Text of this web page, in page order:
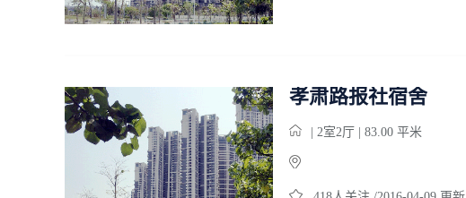
孝肃路报社宿舍
| 2室2厅 | 83.00 平米